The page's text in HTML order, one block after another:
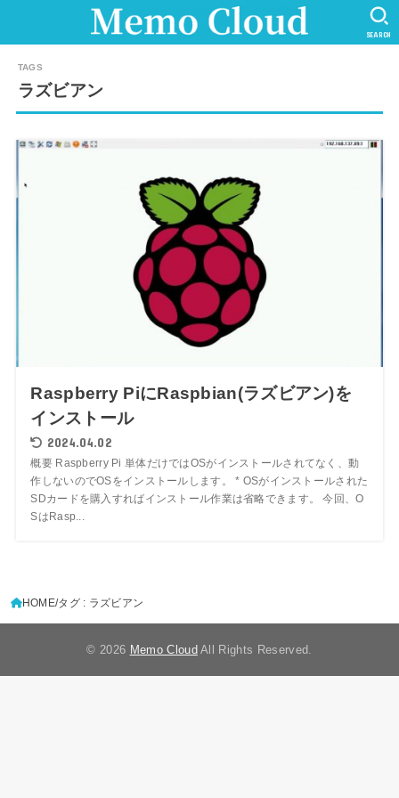
SEARCH
ラズビアン
Raspberry PiにRaspbian(ラズビアン)を
インストール
2024.04.02
概要 Raspberry Pi 単体だけではOSがインストールされてなく、動
作しないのでOSをインストールします。 * OSがインストールされた
SDカードを購入すればインストール作業は省略できます。 今回、O
SはRasp...
HOME タグ : ラズビアン
© 2026 Memo Cloud All Rights Reserved.